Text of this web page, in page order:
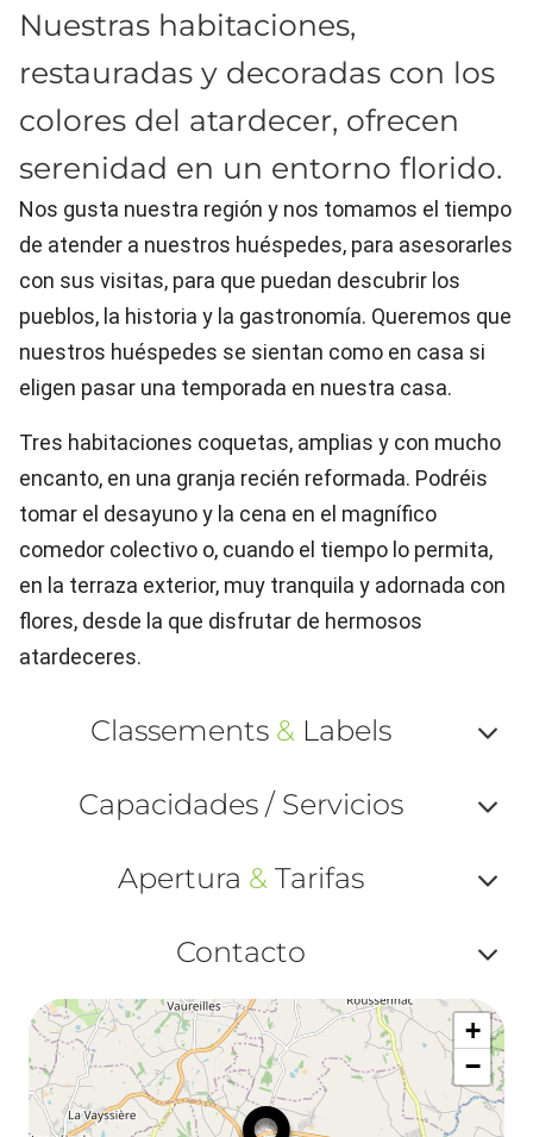
Nuestras habitaciones,
restauradas y decoradas con los
colores del atardecer, ofrecen
serenidad en un entorno florido.
Nos gusta nuestra región y nos tomamos el tiempo
de atender a nuestros huéspedes, para asesorarles
con sus visitas, para que puedan descubrir los
pueblos, la historia y la gastronomía. Queremos que
nuestros huéspedes se sientan como en casa si
eligen pasar una temporada en nuestra casa.
Tres habitaciones coquetas, amplias y con mucho
encanto, en una granja recién reformada. Podréis
tomar el desayuno y la cena en el magnífico
comedor colectivo o, cuando el tiempo lo permita,
en la terraza exterior, muy tranquila y adornada con
flores, desde la que disfrutar de hermosos
atardeceres.
Classements &Labels
ou
Capacidades / Servicios
ou
Apertura &Tarifas
ou
Contacto
ou
+
−